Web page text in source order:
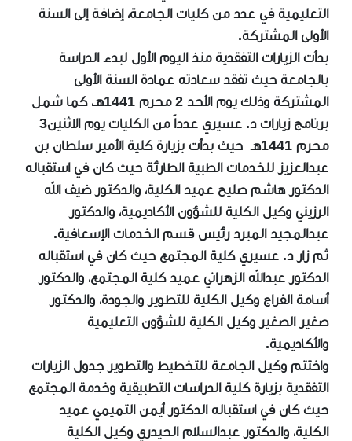
التعليمية في عدد من كليات الجامعة، إضافة إلى السنة
الأولى المشتركة.
بدأت الزيارات التفقدية منذ اليوم الأول لبدء الدراسة
بالجامعة حيث تفقد سعادته عمادة السنة الأولى
المشتركة وذلك يوم الأحد 2 محرم 1441هـ، كما شمل
برنامج زيارات د. عسيري عدداً من الكليات يوم الاثنين3
محرم 1441هـ حيث بدأت بزيارة كلية الأمير سلطان بن
عبدالعزيز للخدمات الطبية الطارئة حيث كان في استقباله
الدكتور هاشم صليح عميد الكلية، والدكتور ضيف الله
الرزيني وكيل الكلية للشؤون الأكاديمية، والدكتور
عبدالمجيد المبرد رئيس قسم الخدمات الإسعافية.
ثم زار د. عسيري كلية المجتمع حيث كان في استقباله
الدكتور عبدالله الزهراني عميد كلية المجتمع، والدكتور
أسامة الفراج وكيل الكلية للتطوير والجودة، والدكتور
صغير الصغير وكيل الكلية للشؤون التعليمية
والأكاديمية.
واختتم وكيل الجامعة للتخطيط والتطوير جدول الزيارات
التفقدية بزيارة كلية الدراسات التطبيقية وخدمة المجتمع
حيث كان في استقباله الدكتور أيمن التميمي عميد
الكلية، والدكتور عبدالسلام الحيدري وكيل الكلية